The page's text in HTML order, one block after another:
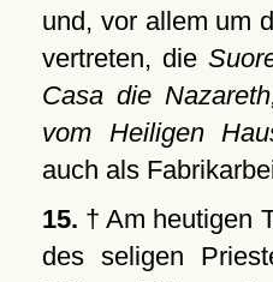
und, vor allem um
vertreten, die
Casa die
vom Heiligen
auch als
15. † Am heutigen
des seligen